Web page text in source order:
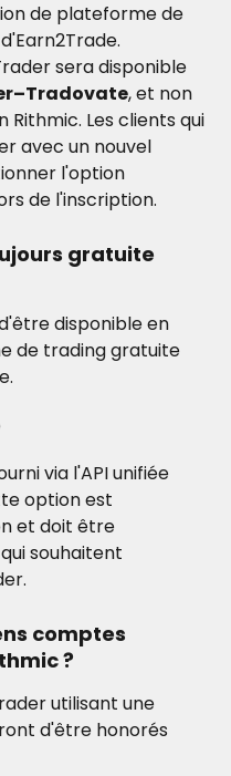
de plateforme de
sera disponible
, et non
Rithmic. Les clients qui
avec un nouvel
l'option
de l'inscription.
gratuite
disponible en
de trading gratuite
via l'API unifiée
option est
et doit être
souhaitent
comptes
?
utilisant une
d'être honorés